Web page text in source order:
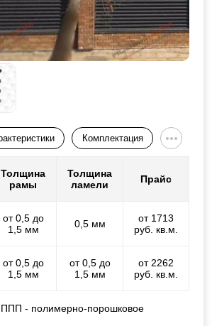
Комплектация
Толщина
рамы
Толщина
ламели
Прайс
от 0,5 до
1,5 мм
0,5 мм
от 1713
руб. кв.м.
от 0,5 до
1,5 мм
от 0,5 до
1,5 мм
от 2262
руб. кв.м.
- полимерно-порошковое